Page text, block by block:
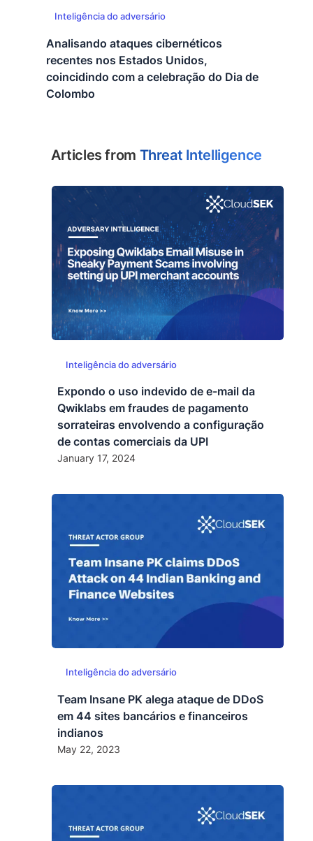
Inteligência do adversário
Analisando ataques cibernéticos
recentes nos Estados Unidos,
coincidindo com a celebração do Dia de
Colombo
Articles from Threat Intelligence
Inteligência do adversário
Expondo o uso indevido de e-mail da
Qwiklabs em fraudes de pagamento
sorrateiras envolvendo a configuração
de contas comerciais da UPI
January 17, 2024
Inteligência do adversário
Team Insane PK alega ataque de DDoS
em 44 sites bancários e financeiros
indianos
May 22, 2023